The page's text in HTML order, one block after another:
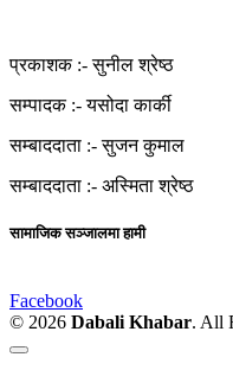
प्रकाशक :-सुनील श्रेष्ठ
सम्पादक :-यसोदा कार्की
सम्बाददाता :-सुजन कुमाल
सम्बाददाता :- अस्मिता श्रेष्ठ
सामाजिक सञ्जालमा हामी
Facebook
© 2026 Dabali Khabar. All